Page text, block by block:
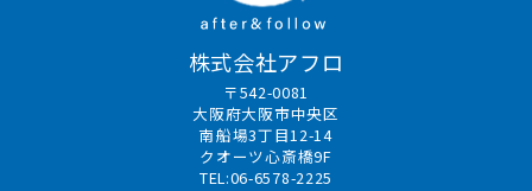
株式会社アフロ
〒542-0081
大阪府大阪市中央区
南船場3丁目12-14
クオーツ心斎橋9F
TEL:06-6578-2225